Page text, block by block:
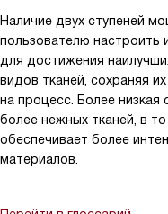
Наличие двух ступеней
пользователю настроить
для достижения
видов тканей, сохраняя
на процесс. Более
более нежных тканей, в
обеспечивает более
материалов.